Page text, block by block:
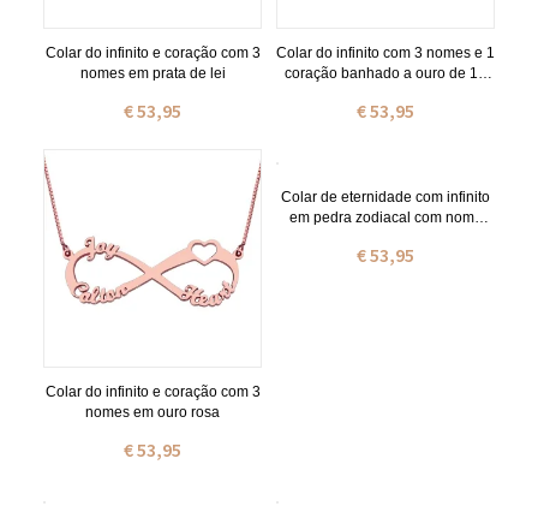
Colar do infinito e coração com 3
nomes em prata de lei
€ 53,95
Colar do infinito com 3 nomes e 1
coração banhado a ouro de 18
€ 53,95
Colar do infinito e coração com 3
nomes em ouro rosa
€ 53,95
Colar de eternidade com infinito
em pedra zodiacal com nome
€ 53,95